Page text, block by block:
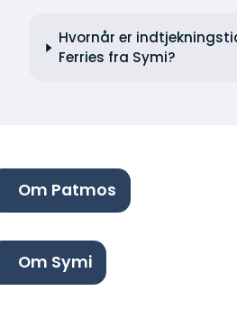
Hvornår er
Ferries fra Symi?
Om Patmos
Om Symi